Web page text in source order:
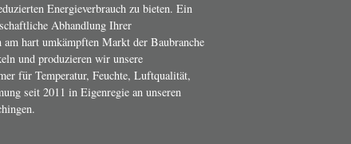
Energieverbrauch zu bieten. Ein
Abhandlung Ihrer
hart umkämpften Markt der Baubranche
und produzieren wir unsere
für Temperatur, Feuchte, Luftqualität,
seit 2011 in Eigenregie an unseren